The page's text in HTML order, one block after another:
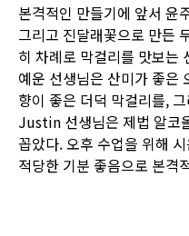
본격적인 만들기에 앞서 윤
그리고 진달래꽃으로 만든
히 차례로 막걸리를 맛보
예운 선생님은 산미가 좋은
향이 좋은 더덕 막걸리를,
Justin 선생님은 제법 알코
꼽았다. 오후 수업을 위해
적당한 기분 좋음으로 본격